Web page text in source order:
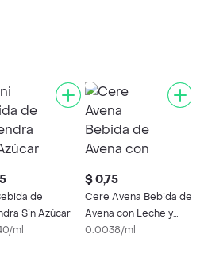
de
Sin Azúcar
ml
$ 0,75
Cere Avena Bebida de
Avena con Leche y
Sabor a Canela
0.0038/ml